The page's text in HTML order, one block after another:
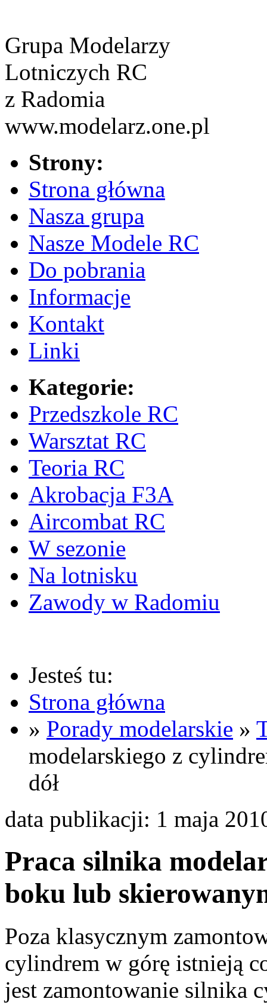
Grupa Modelarzy
Lotniczych RC
z Radomia
www.modelarz.one.pl
Strony:
Strona główna
Nasza grupa
Nasze Modele RC
Do pobrania
Informacje
Kontakt
Linki
Kategorie:
Przedszkole RC
Warsztat RC
Teoria RC
Akrobacja F3A
Aircombat RC
W sezonie
Na lotnisku
Zawody w Radomiu
Jesteś tu:
Strona główna
» Porady modelarskie »
modelarskiego z
dół
data publikacji: 1 maja
Praca silnika
boku lub
Poza klasycznym
cylindrem w górę istnieją
jest zamontowanie silnika